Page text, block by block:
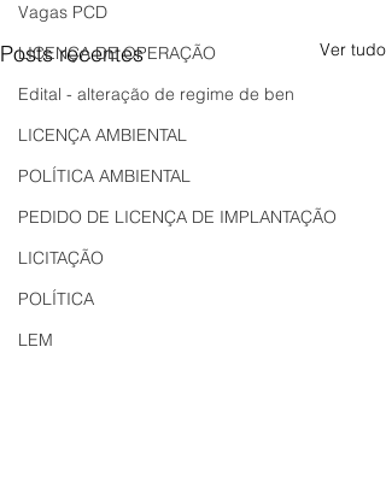
Vagas PCD
LICENÇA DE OPERAÇÃO
Edital - alteração de regime de ben
LICENÇA AMBIENTAL
POLÍTICA AMBIENTAL
PEDIDO DE LICENÇA DE IMPLANTAÇÃO
LICITAÇÃO
POLÍTICA
LEM
Posts recentes Ver tudo